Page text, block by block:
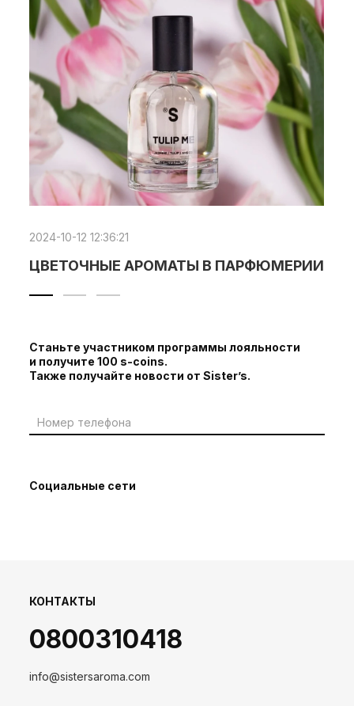
2024-10-12 12:36:21
ЦВЕТОЧНЫЕ АРОМАТЫ В ПАРФЮМЕРИИ
Станьте участником программы лояльности
и получите 100 s-coins.
Также получайте новости от Sister’s.
Социальные сети
КОНТАКТЫ
0800310418
info@sistersaroma.com